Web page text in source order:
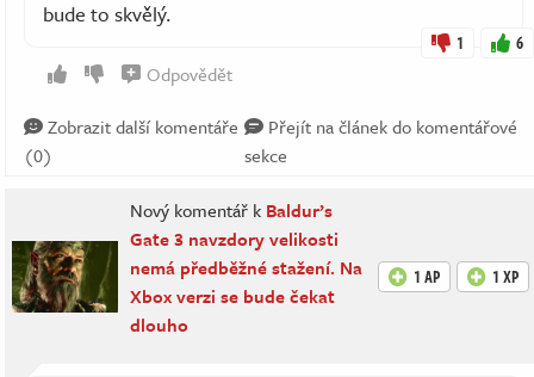
bude to skvělý.
1 6
Odpovědět
Zobrazit další komentáře
(0)
Přejít na článek do komentářové
sekce
Nový komentář k Baldur’s
Gate 3 navzdory velikosti
nemá předběžné stažení. Na
Xbox verzi se bude čekat
dlouho
1 AP 1 XP